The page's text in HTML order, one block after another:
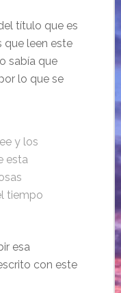
título que es
que leen este
sabía que
lo que se
y los
esta
tiempo
esa
con este